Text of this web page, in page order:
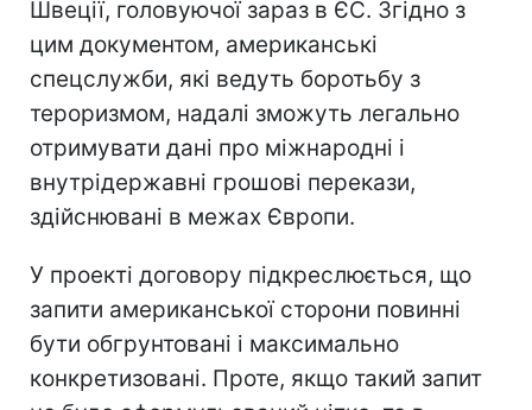
Швеції, головуючої зараз в ЄС. Згідно з
цим документом, американські
спецслужби, які ведуть боротьбу з
тероризмом, надалі зможуть легально
отримувати дані про міжнародні і
внутрідержавні грошові перекази,
здійснювані в межах Європи.
У проекті договору підкреслюється, що
запити американської сторони повинні
бути обгрунтовані і максимально
конкретизовані. Проте, якщо такий запит